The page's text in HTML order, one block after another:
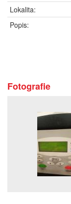
Lokalita:
Popis:
Fotografie